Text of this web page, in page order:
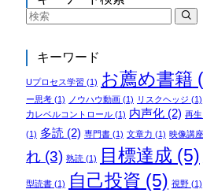
キーワード
Uプロセス学習 (1) お薦め書籍
ー思考(1) ノウハウ動画(1) リスクヘッジ (1)
力レベルコントロール(1) 内声化(2) 再
(1) 多読 (2) 専門書(1) 文章力 (1) 映像講座
れ(3) 熟読(1) 目標達成 (5)
型読書(1) 自己投資 (5) 視野(1)